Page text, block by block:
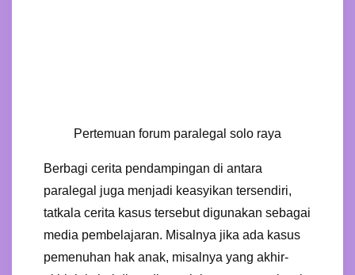
Pertemuan forum paralegal solo raya
Berbagi cerita pendampingan di antara
paralegal juga menjadi keasyikan tersendiri,
tatkala cerita kasus tersebut digunakan sebagai
media pembelajaran. Misalnya jika ada kasus
pemenuhan hak anak, misalnya yang akhir-